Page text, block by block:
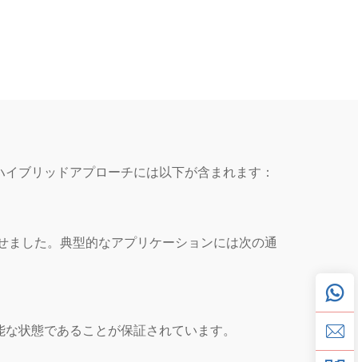
ブリッドアプローチには以下が含まれます：
した。典型的なアプリケーションには次の通
状態であることが保証されています。